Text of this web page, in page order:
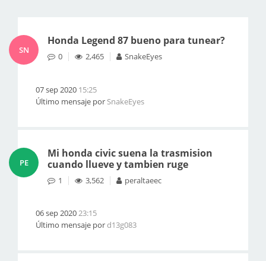
SN
Honda Legend 87 bueno para tunear?
0 2,465 SnakeEyes
07 sep 2020 15:25
Último mensaje por SnakeEyes
PE
Mi honda civic suena la trasmision
cuando llueve y tambien ruge
1 3,562 peraltaeec
06 sep 202023:15
Último mensaje pord13g083